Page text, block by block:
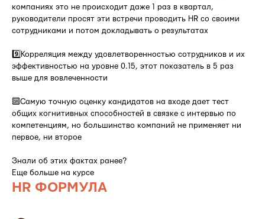
компаниях это не происходит даже 1 раз в квартал,
руководители просят эти встречи проводить HR со своими
сотрудниками и потом докладывать о результатах
9️⃣Корреляция между удовлетворенностью сотрудников и их
эффективностью на уровне 0.15, этот показатель в 5 раз
выше для вовлеченности
🔟Самую точную оценку кандидатов на входе дает тест
общих когнитивных способностей в связке с интервью по
компетенциям, но большинство компаний не применяет ни
первое, ни второе
Знали об этих фактах ранее?
Еще больше на курсе
HR ФОРМУЛА